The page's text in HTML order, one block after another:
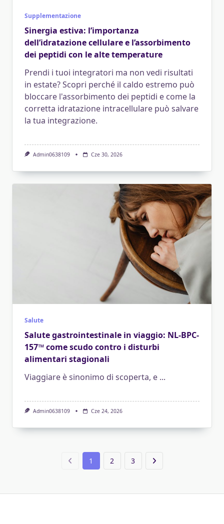
Supplementazione
Sinergia estiva: l’importanza
dell’idratazione cellulare e l’assorbimento
dei peptidi con le alte temperature
Prendi i tuoi integratori ma non vedi risultati
in estate? Scopri perché il caldo estremo può
bloccare l'assorbimento dei peptidi e come la
corretta idratazione intracellulare può salvare
la tua integrazione.
Admin0638109 Cze 30, 2026
Salute
Salute gastrointestinale in viaggio: NL-BPC-
157™ come scudo contro i disturbi
alimentari stagionali
Viaggiare è sinonimo di scoperta, e ...
Admin0638109 Cze 24, 2026
1 2 3